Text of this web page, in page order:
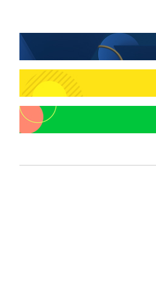
-13112초 전 >"미 전국적 살모네라
-11625초 전 >
[속보]경찰·노동부,
압수수색
-11261초 전 > [속보]원·달러 환율,
-11057초 전 >[속보]삼성전자·SK하
-11043초 전 >
[속보]코스닥, 5.95포
-11011초 전 >[속보]코스피, 6300선
-7474초 전 >입추에도 극한더위…서